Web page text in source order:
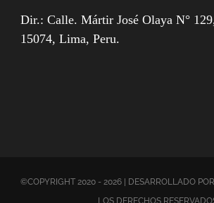
Dir.: Calle. Mártir José Olaya N°
15074, Lima, Peru.
©COPYRIGHT 2020 - 2026 | DESARROLLADO POR
LOS DERECHOS